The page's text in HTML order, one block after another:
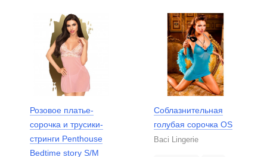
Розовое платье-
сорочка и трусики-
стринги Penthouse
Bedtime story S/M
Соблазнительная
голубая сорочка OS
Baci Lingerie